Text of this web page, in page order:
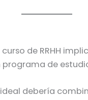
curso de RRHH
programa de
debería